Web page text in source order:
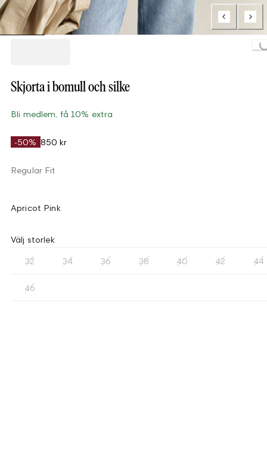
Skjorta i bomull och silke
Bli medlem, få 10% extra
-50% 850 kr
Regular Fit
Apricot Pink
Välj storlek
32 34 36 38 40 42 44
46